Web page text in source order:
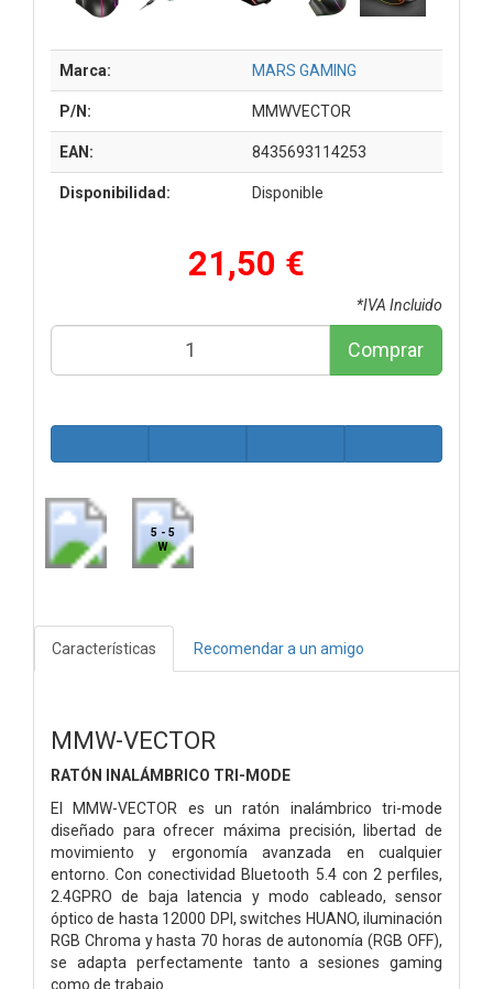
Marca: MARS GAMING
P/N: MMWVECTOR
EAN: 8435693114253
Disponibilidad: Disponible
21,50 €
*IVA Incluido
Comprar
5 - 5
W
Características Recomendar a un amigo
MMW-VECTOR
RATÓN INALÁMBRICO TRI-MODE
El MMW-VECTOR es un ratón inalámbrico tri-mode
diseñado para ofrecer máxima precisión, libertad de
movimiento y ergonomía avanzada en cualquier
entorno. Con conectividad Bluetooth 5.4 con 2 perfiles,
2.4GPRO de baja latencia y modo cableado, sensor
óptico de hasta 12000 DPI, switches HUANO, iluminación
RGB Chroma y hasta 70 horas de autonomía (RGB OFF),
se adapta perfectamente tanto a sesiones gaming
como de trabajo.